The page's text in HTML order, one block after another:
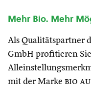
Mehr Bio. Mehr
Als Qualitätspartner
GmbH profitieren
mit der Marke bio